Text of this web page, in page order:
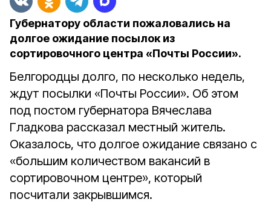
Губернатору области пожаловались на
долгое ожидание посылок из
сортировочного центра «Почты России».
Белгородцы долго, по несколько недель,
ждут посылки «Почты России». Об этом
под постом губернатора Вячеслава
Гладкова рассказал местный житель.
Оказалось, что долгое ожидание связано с
«большим количеством вакансий в
сортировочном центре», который
посчитали закрывшимся.